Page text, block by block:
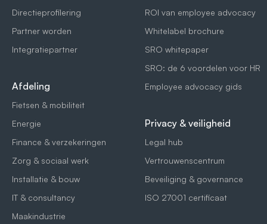
Directieprofilering
Partner worden
Integratiepartner
Afdeling
Fietsen & mobiliteit
Energie
Finance & verzekeringen
Zorg & sociaal werk
Installatie & bouw
IT & consultancy
Maakindustrie
ROI van employee advocacy
Whitelabel brochure
SRO whitepaper
SRO: de 6 voordelen voor HR
Employee advocacy gids
Privacy & veiligheid
Legal hub
Vertrouwenscentrum
Beveiliging & governance
ISO 27001 certificaat